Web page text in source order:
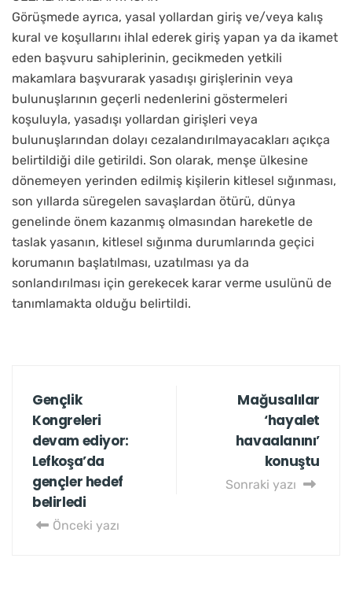
Görüşmede ayrıca, yasal yollardan giriş ve/veya kalış
kural ve koşullarını ihlal ederek giriş yapan ya da ikamet
eden başvuru sahiplerinin, gecikmeden yetkili
makamlara başvurarak yasadışı girişlerinin veya
bulunuşlarının geçerli nedenlerini göstermeleri
koşuluyla, yasadışı yollardan girişleri veya
bulunuşlarından dolayı cezalandırılmayacakları açıkça
belirtildiği dile getirildi. Son olarak, menşe ülkesine
dönemeyen yerinden edilmiş kişilerin kitlesel sığınması,
son yıllarda süregelen savaşlardan ötürü, dünya
genelinde önem kazanmış olmasından hareketle de
taslak yasanın, kitlesel sığınma durumlarında geçici
korumanın başlatılması, uzatılması ya da
sonlandırılması için gerekecek karar verme usulünü de
tanımlamakta olduğu belirtildi.
Gençlik
Kongreleri
devam ediyor:
Lefkoşa’da
gençler hedef
belirledi
Önceki yazı
Mağusalılar
‘hayalet
havaalanını’
konuştu
Sonraki yazı